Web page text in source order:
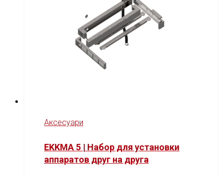
Аксесуари
EKKMA 5 | Набор для установки
аппаратов друг на друга